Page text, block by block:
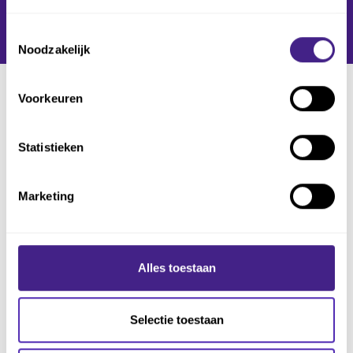
Noodzakelijk
Voorkeuren
Statistieken
Marketing
Alles toestaan
Selectie toestaan
Verlies je grip door
versnipperde
inefficiënte
processen?
Lees hoe andere accountantskantoren wél